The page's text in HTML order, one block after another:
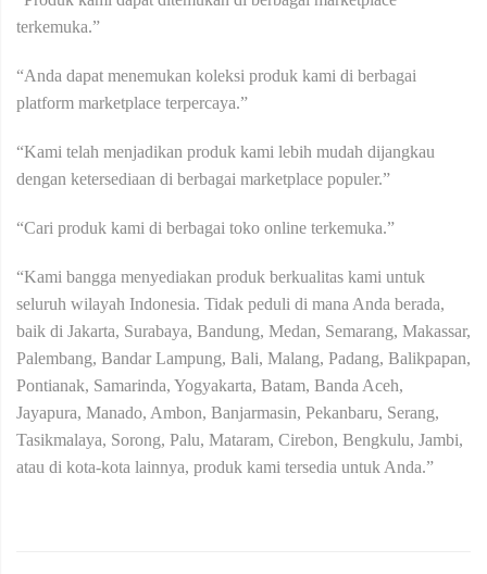
terkemuka.”
“Anda dapat menemukan koleksi produk kami di berbagai
platform marketplace terpercaya.”
“Kami telah menjadikan produk kami lebih mudah dijangkau
dengan ketersediaan di berbagai marketplace populer.”
“Cari produk kami di berbagai toko online terkemuka.”
“Kami bangga menyediakan produk berkualitas kami untuk
seluruh wilayah Indonesia. Tidak peduli di mana Anda berada,
baik di Jakarta, Surabaya, Bandung, Medan, Semarang, Makassar,
Palembang, Bandar Lampung, Bali, Malang, Padang, Balikpapan,
Pontianak, Samarinda, Yogyakarta, Batam, Banda Aceh,
Jayapura, Manado, Ambon, Banjarmasin, Pekanbaru, Serang,
Tasikmalaya, Sorong, Palu, Mataram, Cirebon, Bengkulu, Jambi,
atau di kota-kota lainnya, produk kami tersedia untuk Anda.”